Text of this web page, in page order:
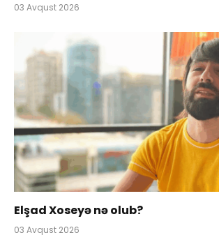
03 Avqust 2026
Elşad Xoseyə nə olub?
03 Avqust 2026